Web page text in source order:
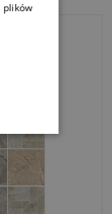
plików